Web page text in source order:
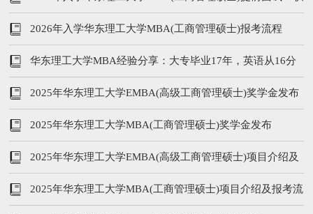
业成长营
2026年入学华东理工大学MBA(工商管理硕士)报考流程
华东理工大学MBA经验分享：大专毕业17年，英语从16分
到64分
2025年华东理工大学EMBA(高级工商管理硕士)奖学金发布
2025年华东理工大学MBA(工商管理硕士)奖学金发布
2025年华东理工大学EMBA(高级工商管理硕士)项目介绍及
报考流程
2025年华东理工大学MBA(工商管理硕士)项目介绍及报考流